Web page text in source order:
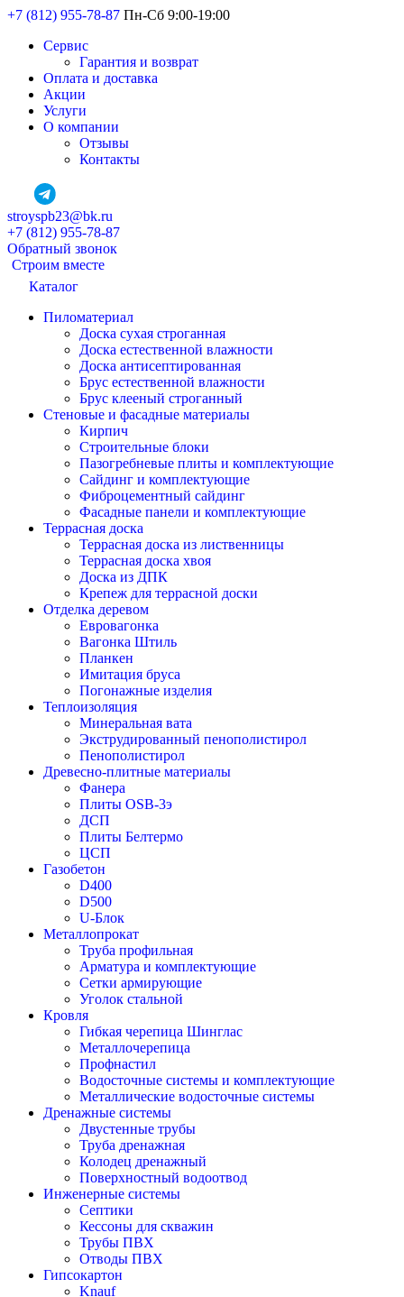
+7 (812) 955-78-87 Пн-Сб 9:00-19:00
Сервис
Гарантия и возврат
Оплата и доставка
Акции
Услуги
О компании
Отзывы
Контакты
stroyspb23@bk.ru
+7 (812) 955-78-87
Обратный звонок
Строим вместе
Каталог
Пиломатериал
Доска сухая строганная
Доска естественной влажности
Доска антисептированная
Брус естественной влажности
Брус клееный строганный
Стеновые и фасадные материалы
Кирпич
Строительные блоки
Пазогребневые плиты и комплектующие
Сайдинг и комплектующие
Фиброцементный сайдинг
Фасадные панели и комплектующие
Террасная доска
Террасная доска из лиственницы
Террасная доска хвоя
Доска из ДПК
Крепеж для террасной доски
Отделка деревом
Евровагонка
Вагонка Штиль
Планкен
Имитация бруса
Погонажные изделия
Теплоизоляция
Минеральная вата
Экструдированный пенополистирол
Пенополистирол
Древесно-плитные материалы
Фанера
Плиты OSB-3э
ДСП
Плиты Белтермо
ЦСП
Газобетон
D400
D500
U-Блок
Металлопрокат
Труба профильная
Арматура и комплектующие
Сетки армирующие
Уголок стальной
Кровля
Гибкая черепица Шинглас
Металлочерепица
Профнастил
Водосточные системы и комплектующие
Металлические водосточные системы
Дренажные системы
Двустенные трубы
Труба дренажная
Колодец дренажный
Поверхностный водоотвод
Инженерные системы
Септики
Кессоны для скважин
Трубы ПВХ
Отводы ПВХ
Гипсокартон
Knauf